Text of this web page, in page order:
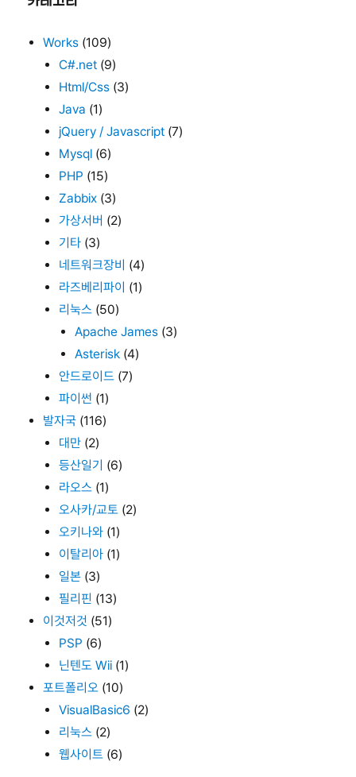
Works (109)
C#.net (9)
Html/Css (3)
Java (1)
jQuery / Javascript (7)
Mysql (6)
PHP (15)
Zabbix (3)
가상서버 (2)
기타 (3)
네트워크장비 (4)
라즈베리파이 (1)
리눅스 (50)
Apache James (3)
Asterisk (4)
안드로이드 (7)
파이썬 (1)
발자국 (116)
대만 (2)
등산일기 (6)
라오스 (1)
오사카/교토 (2)
오키나와 (1)
이탈리아 (1)
일본 (3)
필리핀 (13)
이것저것 (51)
PSP (6)
닌텐도 Wii (1)
포트폴리오 (10)
VisualBasic6 (2)
리눅스 (2)
웹사이트 (6)